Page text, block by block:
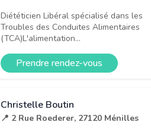
Diététicien Libéral spécialisé dans les
Troubles des Conduites Alimentaires
(TCA)L'alimentation...
Prendre rendez-vous
Christelle Boutin
📍 2 Rue Roederer, 27120 Ménilles